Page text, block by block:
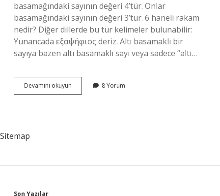
basamağındaki sayının değeri 4’tür. Onlar
basamağındaki sayının değeri 3’tür. 6 haneli rakam
nedir? Diğer dillerde bu tür kelimeler bulunabilir:
Yunancada εξαψήφιος deriz. Altı basamaklı bir
sayıya bazen altı basamaklı sayı veya sadece “altı…
Devamını okuyun
Hangi
8 Yorum
Sitemap
Son Yazılar